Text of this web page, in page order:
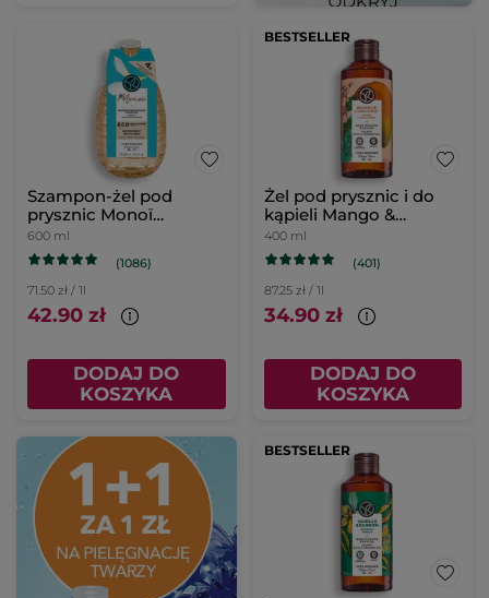
Szampon-żel pod
prysznic Monoï
uzupełniacz
600 ml
(1086)
71.50 zł / 1l
42.90 zł
DODAJ DO
KOSZYKA
BESTSELLER
Żel pod prysznic i do
kąpieli Mango &
Kolendra 400 ml
400 ml
(401)
87.25 zł / 1l
34.90 zł
DODAJ DO
KOSZYKA
BESTSELLER